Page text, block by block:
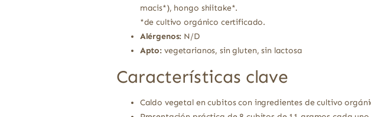
macis*), hongo shiitake*.
*de cultivo orgánico certificado.
Alérgenos: N/D
Apto: vegetarianos, sin gluten, sin lactosa
Características clave
Caldo vegetal en cubitos con ingredientes de cultivo